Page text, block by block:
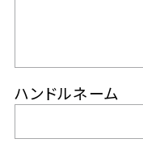
ハンドルネーム